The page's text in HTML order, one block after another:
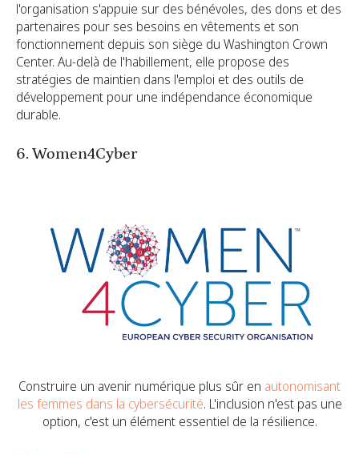
l'organisation s'appuie sur des bénévoles, des dons et des
partenaires pour ses besoins en vêtements et son
fonctionnement depuis son siège du Washington Crown
Center. Au-delà de l'habillement, elle propose des
stratégies de maintien dans l'emploi et des outils de
développement pour une indépendance économique
durable.
6. Women4Cyber
Construire un avenir numérique plus sûr en autonomisant
les femmes dans la cybersécurité. L'inclusion n'est pas une
option, c'est un élément essentiel de la résilience.